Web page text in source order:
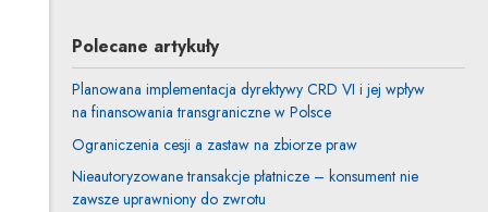
Polecane artykuły
Planowana implementacja dyrektywy CRD VI i jej wpływ
na finansowania transgraniczne w Polsce
Ograniczenia cesji a zastaw na zbiorze praw
Nieautoryzowane transakcje płatnicze – konsument nie
zawsze uprawniony do zwrotu